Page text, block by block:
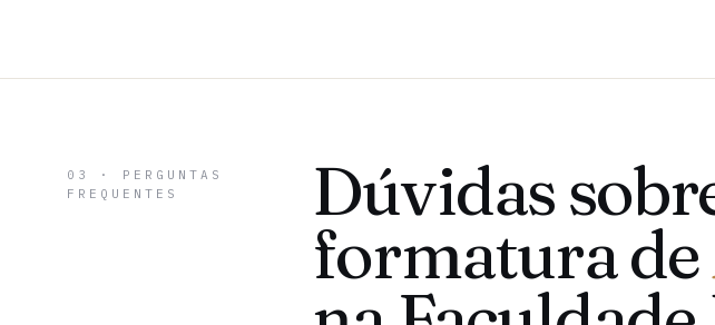
03 · PERGUNTAS
FREQUENTES
Dúvidas
formatura de